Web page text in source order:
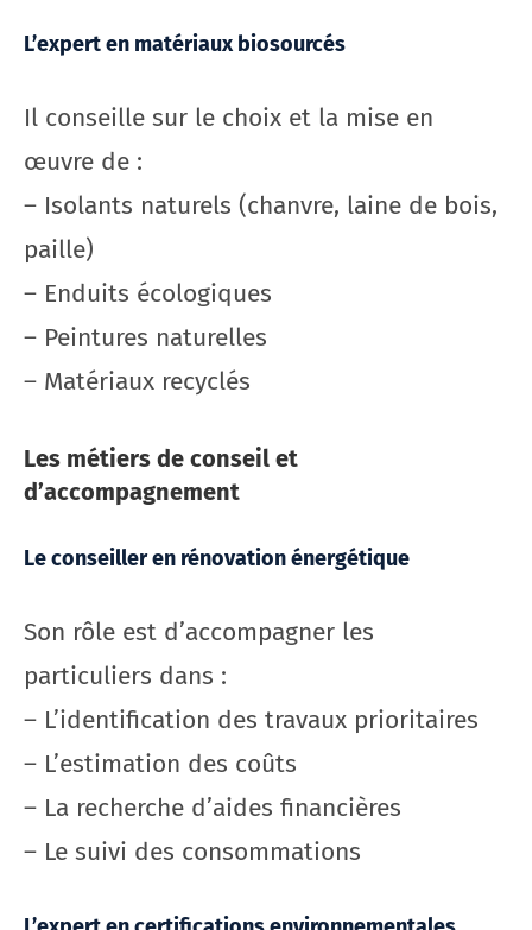
L’expert en matériaux biosourcés
Il conseille sur le choix et la mise en
œuvre de :
– Isolants naturels (chanvre, laine de bois,
paille)
– Enduits écologiques
– Peintures naturelles
– Matériaux recyclés
Les métiers de conseil et
d’accompagnement
Le conseiller en rénovation énergétique
Son rôle est d’accompagner les
particuliers dans :
– L’identification des travaux prioritaires
– L’estimation des coûts
– La recherche d’aides financières
– Le suivi des consommations